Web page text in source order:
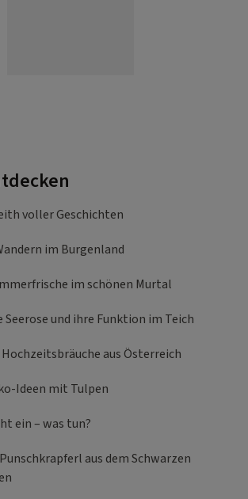
voller Geschichten
im Burgenland
im schönen Murtal
Seerose und ihre Funktion im Teich
aus Österreich
Ideen mit Tulpen
ein – was tun?
aus dem Schwarzen